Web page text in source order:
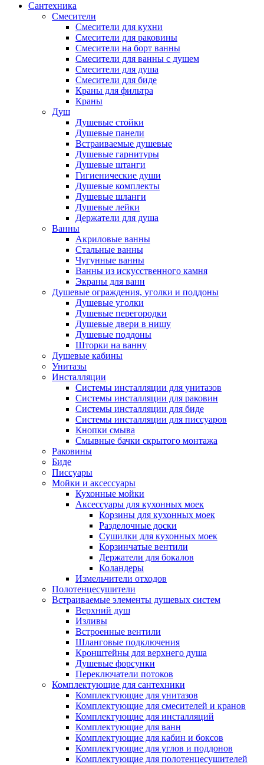
Сантехника
Смесители
Смесители для кухни
Смесители для раковины
Смесители на борт ванны
Смесители для ванны с душем
Смесители для душа
Смесители для биде
Краны для фильтра
Краны
Душ
Душевые стойки
Душевые панели
Встраиваемые душевые
Душевые гарнитуры
Душевые штанги
Гигиенические души
Душевые комплекты
Душевые шланги
Душевые лейки
Держатели для душа
Ванны
Акриловые ванны
Стальные ванны
Чугунные ванны
Ванны из искусственного камня
Экраны для ванн
Душевые ограждения, уголки и поддоны
Душевые уголки
Душевые перегородки
Душевые двери в нишу
Душевые поддоны
Шторки на ванну
Душевые кабины
Унитазы
Инсталляции
Системы инсталляции для унитазов
Системы инсталляции для раковин
Системы инсталляции для биде
Системы инсталляции для писсуаров
Кнопки смыва
Смывные бачки скрытого монтажа
Раковины
Биде
Писсуары
Мойки и аксессуары
Кухонные мойки
Аксессуары для кухонных моек
Корзины для кухонных моек
Разделочные доски
Сушилки для кухонных моек
Корзинчатые вентили
Держатели для бокалов
Коландеры
Измельчители отходов
Полотенцесушители
Встраиваемые элементы душевых систем
Верхний душ
Изливы
Встроенные вентили
Шланговые подключения
Кронштейны для верхнего душа
Душевые форсунки
Переключатели потоков
Комплектующие для сантехники
Комплектующие для унитазов
Комплектующие для смесителей и кранов
Комплектующие для инсталляций
Комплектующие для ванн
Комплектующие для кабин и боксов
Комплектующие для углов и поддонов
Комплектующие для полотенцесушителей